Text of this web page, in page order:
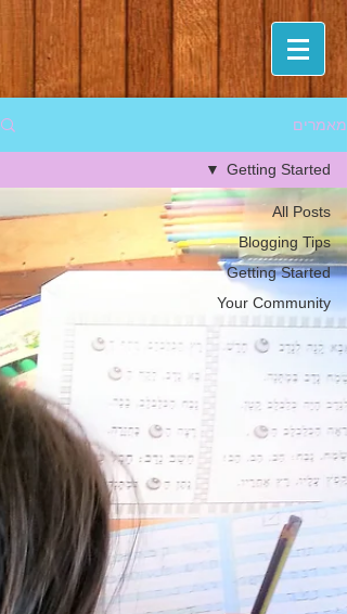
מאמרים
All Posts
Blogging Tips
Getting Started
Your Community
Getting Started